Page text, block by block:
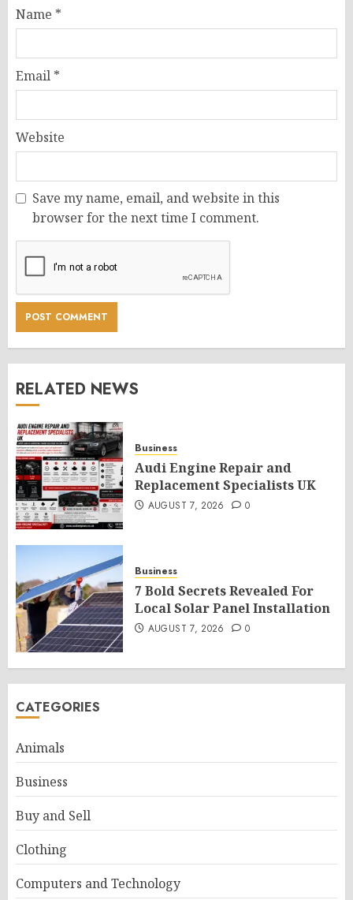
Name *
Email *
Website
Save my name, email, and website in this
browser for the next time I comment.
RELATED NEWS
Business
Audi Engine Repair and
Replacement Specialists UK
AUGUST 7, 2026 0
Business
7 Bold Secrets Revealed For
Local Solar Panel Installation
AUGUST 7, 2026 0
CATEGORIES
Animals
Business
Buy and Sell
Clothing
Computers and Technology